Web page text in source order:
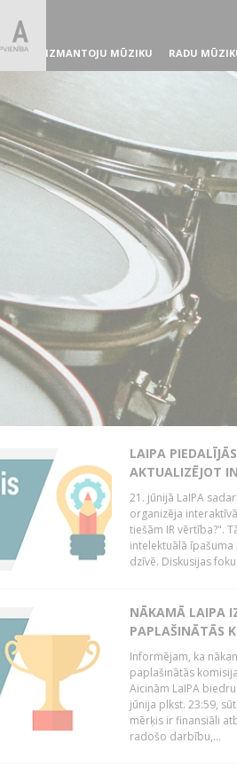
IZMANTOJU MŪZIKU RADU
LAIPA
AKTUALIZĒJOT
21. jūnijā LaIPA
organizēja
tiešām IR vērtība?".
intelektuālā
dzīvē. Diskusijas
NĀKAMĀ LAIPA
PAPLAŠINĀTĀS
Informējam, ka
paplašinātās
Aicinām LaIPA
jūnija plkst. 23:59,
mērķis ir finansiāli
radošo darbību,...